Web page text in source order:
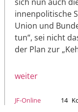
innenpolitische
Union und
tun“, sei nicht
der Plan zur
weiter
JF-Online 14